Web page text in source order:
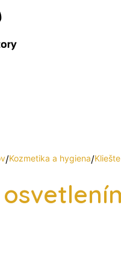
/Kozmetika a hygiena/